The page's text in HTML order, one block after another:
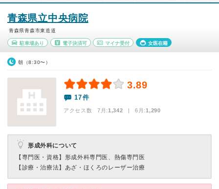
青森県立中央病院
青森県青森市東造道
駐車場あり 電子決済可 マイナ受付 女医在籍
朝（8:30〜）
3.89
17件
アクセス数 7月:1,342 | 6月:1,290
形成外科について
【専門医・資格】 形成外科専門医、熱傷専門医
【診療・治療法】 あざ・ほくろのレーザー治療